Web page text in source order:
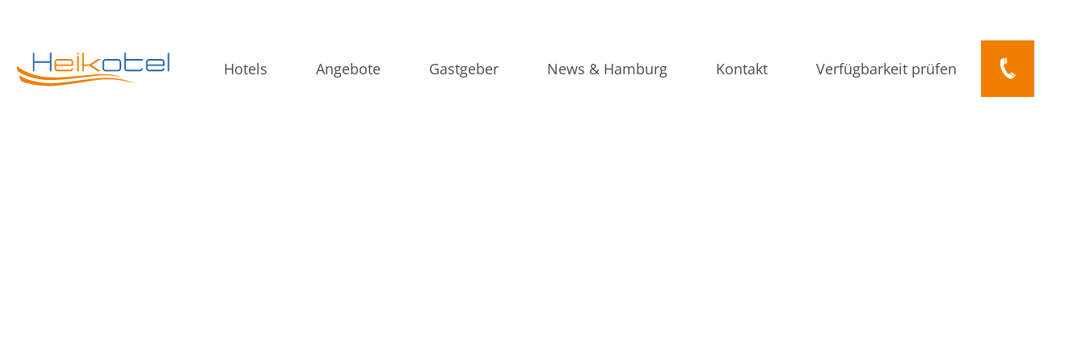
Hotels Angebote Gastgeber News & Hamburg Kontakt Verfügbarkeit prüfen